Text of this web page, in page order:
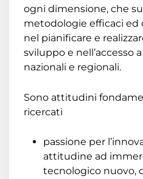
ogni dimensione, che
metodologie efficaci ed
nel pianificare e
sviluppo e nell’accesso
nazionali e regionali.
Sono attitudini
ricercati
passione per
attitudine ad
tecnologico nuovo,